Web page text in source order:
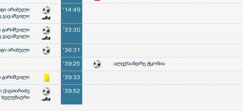
არაბული
ჯავაშვილი
'14:49
გარიშვილი
ჯავაშვილი
'33:30
არაბული
'36:31
'39:25
ალექსანდრე ჭყონია
გარიშვილი '39:33
ქავთარაძე
ხულუზაური
'39:52